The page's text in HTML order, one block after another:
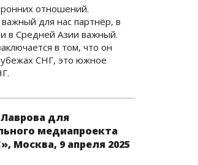
отношений.
для нас партнёр, в
в Средней Азии важный.
в том, что он
СНГ, это южное
для
медиапроекта
Москва, 9 апреля 2025